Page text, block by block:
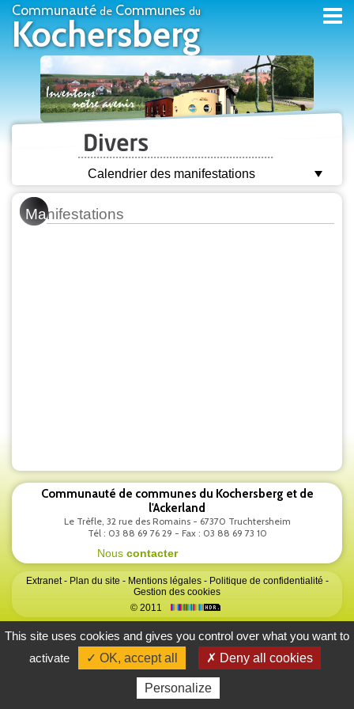
Communauté de Communes du
Kochersberg
Calendrier des manifestations
Manifestations
Communauté de communes du Kochersberg et de
l'Ackerland
Le Trèfle, 32 rue des Romains - 67370 Truchtersheim
Tél : 03 88 69 76 29 - Fax : 03 88 69 73 10
Nous contacter
Extranet- Plan du site - Mentions légales- Politique de confidentialité -
Gestion des cookies
© 2011
This site uses cookies and gives you control over what you want to
activate
✓ OK, accept all ✗ Deny all cookies
Personalize